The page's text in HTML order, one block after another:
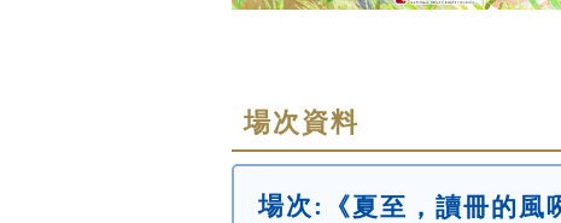
場次資料
場次:
《夏至，讀冊的